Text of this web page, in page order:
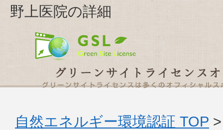
野上医院の詳細
自然エネルギー環境認証 TOP